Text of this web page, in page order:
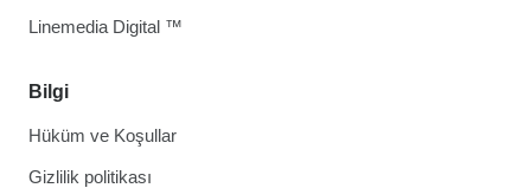
Bilgi
Hüküm ve Koşullar
Gizlilik politikası
Linemedia Digital ™